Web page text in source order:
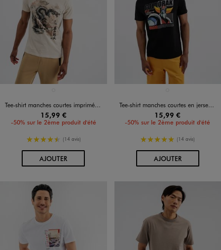
Tee-shirt manches courtes imprimé devant et dos homme - apoh London
15,99 €
-50% sur le 2ème produit d'été
4.5/5 de moyenne
(14 avis)
AJOUTERAU PANIER
Tee-shirt manches courtes en jersey de coton imprimé homme - Goldorak
15,99 €
-50% sur le 2ème produit d'été
5/5 de moyenne
(14 avis)
AJOUTERAU PANIER